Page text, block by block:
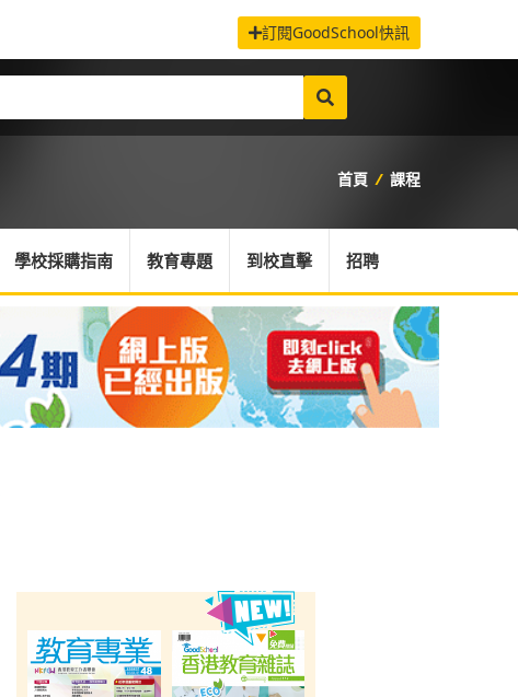
訂閱GoodSchool快訊
首頁 / 課程
學校採購指南 教育專題 到校直擊 招聘